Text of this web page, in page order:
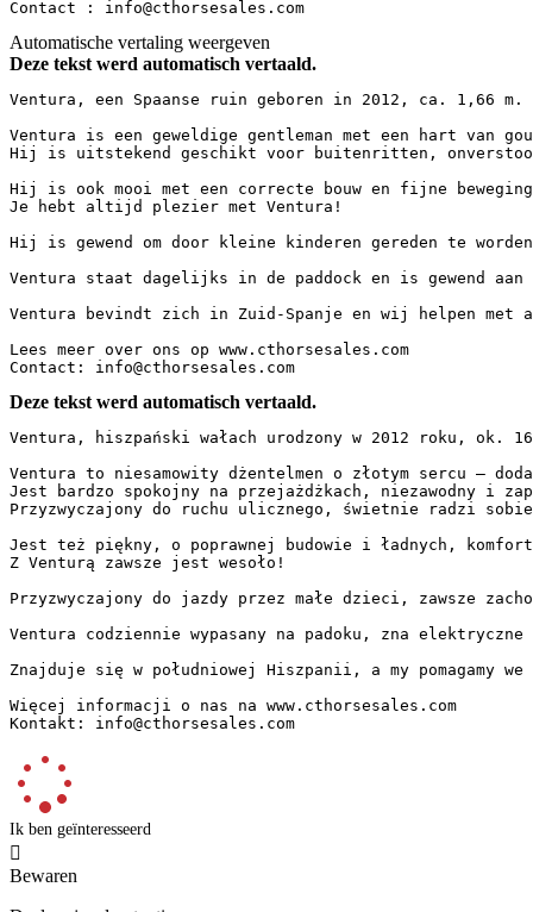
Contact : info@cthorsesales.com
Automatische vertaling weergeven
Deze tekst werd automatisch vertaald.
Ventura, een Spaanse ruin geboren in 2012, ca. 1,66
Ventura is een geweldige gentleman met een hart van
Hij is uitstekend geschikt voor buitenritten,
Hij is ook mooi met een correcte bouw en fijne
Je hebt altijd plezier met Ventura!
Hij is gewend om door kleine kinderen gereden te
Ventura staat dagelijks in de paddock en is gewend
Ventura bevindt zich in Zuid-Spanje en wij helpen
Lees meer over ons op www.cthorsesales.com
Contact: info@cthorsesales.com
Deze tekst werd automatisch vertaald.
Ventura, hiszpański wałach urodzony w 2012 roku, ok.
Ventura to niesamowity dżentelmen o złotym sercu –
Jest bardzo spokojny na przejażdżkach, niezawodny i
Przyzwyczajony do ruchu ulicznego, świetnie radzi
Jest też piękny, o poprawnej budowie i ładnych,
Z Venturą zawsze jest wesoło!
Przyzwyczajony do jazdy przez małe dzieci, zawsze
Ventura codziennie wypasany na padoku, zna
Znajduje się w południowej Hiszpanii, a my pomagamy
Więcej informacji o nas na www.cthorsesales.com
Kontakt: info@cthorsesales.com
Ik ben geïnteresseerd

Bewaren